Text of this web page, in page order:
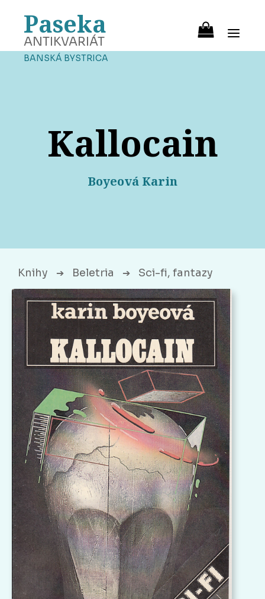
Paseka
ANTIKVARIÁT
BANSKÁ BYSTRICA
Kallocain
Boyeová Karin
Knihy ➔ Beletria ➔ Sci-fi, fantazy